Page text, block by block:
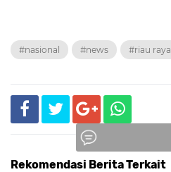
#nasional #news #riau raya
Rekomendasi Berita Terkait